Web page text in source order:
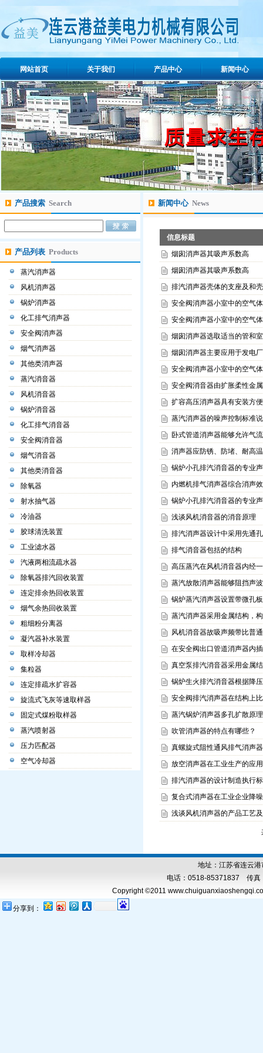
网站首页 关于我们 产品中心 新闻中心
产品搜索 Search
产品列表 Products
蒸汽消声器
风机消声器
锅炉消声器
化工排气消声器
安全阀消声器
烟气消声器
其他类消声器
蒸汽消音器
风机消音器
锅炉消音器
化工排气消音器
安全阀消音器
烟气消音器
其他类消音器
除氧器
射水抽气器
冷油器
胶球清洗装置
工业滤水器
汽液两相流疏水器
除氧器排汽回收装置
连定排余热回收装置
烟气余热回收装置
粗细粉分离器
凝汽器补水装置
取样冷却器
集粒器
连定排疏水扩容器
旋流式飞灰等速取样器
固定式煤粉取样器
蒸汽喷射器
压力匹配器
空气冷却器
新闻中心 News
信息标题
烟囱消声器其吸声系数高
烟囱消声器其吸声系数高
排汽消声器壳体的支座及和
安全阀消声器小室中的空气
安全阀消声器小室中的空气
烟囱消声器选取适当的管和
烟囱消声器主要应用于发电
安全阀消声器小室中的空气
安全阀消音器由扩胀柔性金
扩容高压消声器具有安装方
蒸汽消声器的噪声控制标准
卧式管道消声器能够允许气
消声器应防锈、防堵、耐高
锅炉小孔排汽消音器的专业
内燃机排气消声器综合消声
锅炉小孔排汽消音器的专业
浅谈风机消音器的消音原理
排汽消声器设计中采用先通
排气消音器包括的结构
高压蒸汽在风机消音器内经
蒸汽放散消声器能够阻挡声
锅炉蒸汽消声器设置带微孔
蒸汽消声器采用金属结构，
风机消音器故吸声频带比普
在安全阀出口管道消声器内
真空泵排汽消音器采用金属
锅炉生火排汽消音器根据降
安全阀排汽消声器在结构上
蒸汽锅炉消声器多孔扩散原
吹管消声器的特点有哪些？
真螺旋式阻性通风排气消声
放空消声器在工业生产的应
排汽消声器的设计制造执行
复合式消声器在工业企业降
浅谈风机消声器的产品工艺
地址：江苏省连云
电话：0518-85371837 传
Copyright ©2011
分享到：